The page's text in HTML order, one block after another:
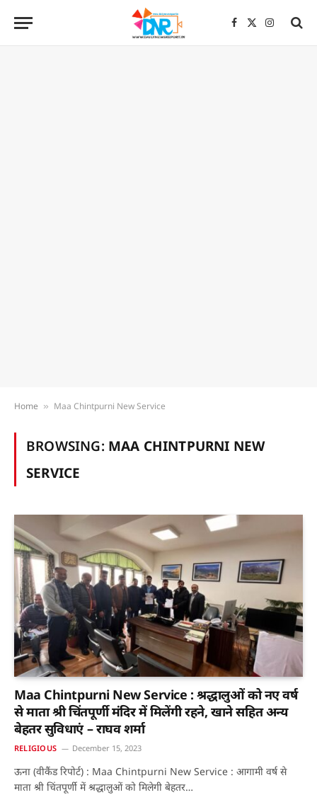
Facebook
X
Home » Maa Chintpurni New Service
BROWSING: MAA CHINTPURNI NEW
SERVICE
Maa Chintpurni New Service : श्रद्धालुओं को नए वर्ष
से माता श्री चिंतपूर्णी मंदिर में मिलेंगी रहने, खाने सहित अन्य
बेहतर सुविधाएं – राघव शर्मा
RELIGIOUS December 15, 2023
ऊना (वीकैंड रिपोर्ट) : Maa Chintpurni New Service : आगामी वर्ष से
माता श्री चिंतपूर्णी में श्रद्धालुओं को मिलेगी बेहतर…